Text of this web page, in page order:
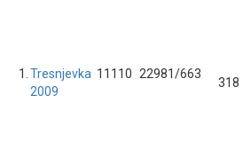
1. Tresnjevka
2009
11 110 22981/663
318